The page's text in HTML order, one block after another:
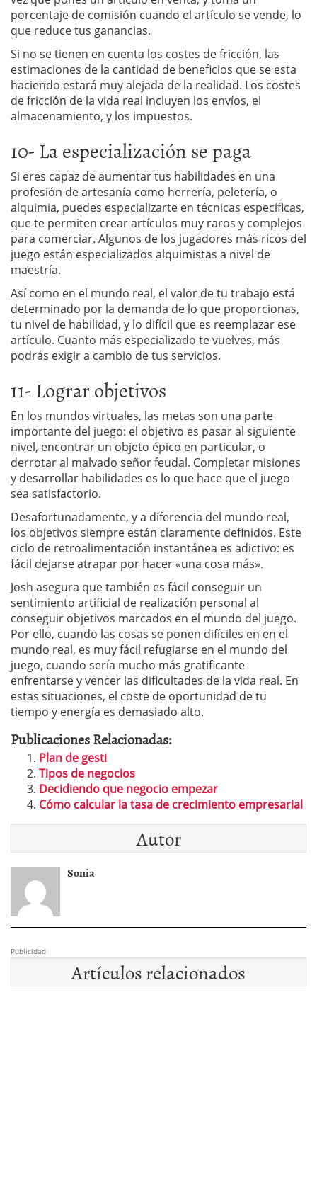
porcentaje de comisión cuando el artículo se vende, lo
que reduce tus ganancias.
Si no se tienen en cuenta los costes de fricción, las
estimaciones de la cantidad de beneficios que se esta
haciendo estará muy alejada de la realidad. Los costes
de fricción de la vida real incluyen los envíos, el
almacenamiento, y los impuestos.
10- La especialización se paga
Si eres capaz de aumentar tus habilidades en una
profesión de artesanía como herrería, peletería, o
alquimia, puedes especializarte en técnicas específicas,
que te permiten crear artículos muy raros y complejos
para comerciar. Algunos de los jugadores más ricos del
juego están especializados alquimistas a nivel de
maestría.
Así como en el mundo real, el valor de tu trabajo está
determinado por la demanda de lo que proporcionas,
tu nivel de habilidad, y lo difícil que es reemplazar ese
artículo. Cuanto más especializado te vuelves, más
podrás exigir a cambio de tus servicios.
11- Lograr objetivos
En los mundos virtuales, las metas son una parte
importante del juego: el objetivo es pasar al siguiente
nivel, encontrar un objeto épico en particular, o
derrotar al malvado señor feudal. Completar misiones
y desarrollar habilidades es lo que hace que el juego
sea satisfactorio.
Desafortunadamente, y a diferencia del mundo real,
los objetivos siempre están claramente definidos. Este
ciclo de retroalimentación instantánea es adictivo: es
fácil dejarse atrapar por hacer «una cosa más».
Josh asegura que también es fácil conseguir un
sentimiento artificial de realización personal al
conseguir objetivos marcados en el mundo del juego.
Por ello, cuando las cosas se ponen difíciles en en el
mundo real, es muy fácil refugiarse en el mundo del
juego, cuando sería mucho más gratificante
enfrentarse y vencer las dificultades de la vida real. En
estas situaciones, el coste de oportunidad de tu
tiempo y energía es demasiado alto.
Publicaciones Relacionadas:
Plan de gesti
Tipos de negocios
Decidiendo que negocio empezar
Cómo calcular la tasa de crecimiento empresarial
Autor
Sonia
Publicidad
Artículos relacionados